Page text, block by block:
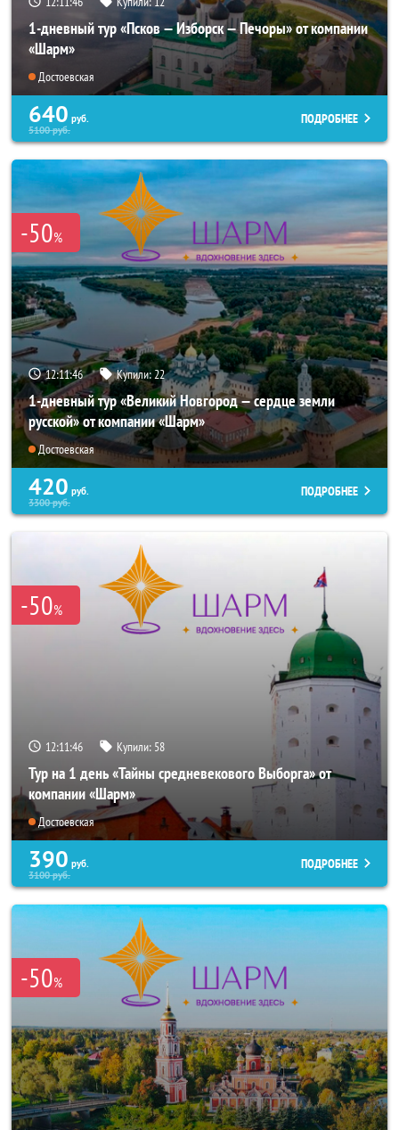
1-дневный тур «Псков — Изборск — Печоры» от компании
«Шарм»
Достоевская
640 руб.
5100руб.
ПОДРОБНЕЕ
-50%
12:11:44 Купили: 22
1-дневный тур «Великий Новгород — сердце земли
русской» от компании «Шарм»
Достоевская
420 руб.
3300руб.
ПОДРОБНЕЕ
-50%
12:11:44 Купили: 58
Тур на 1 день «Тайны средневекового Выборга» от
компании «Шарм»
Достоевская
390 руб.
3100руб.
ПОДРОБНЕЕ
-50%